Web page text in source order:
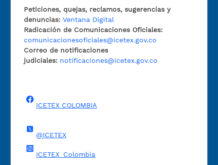
Peticiones, quejas, reclamos, sugerencias y
denuncias: Ventana Digital
Radicación de Comunicaciones Oficiales:
comunicacionesoficiales@icetex.gov.co
Correo de notificaciones
judiciales: notificaciones@icetex.gov.co
ICETEX COLOMBIA
@ICETEX
ICETEX_Colombia